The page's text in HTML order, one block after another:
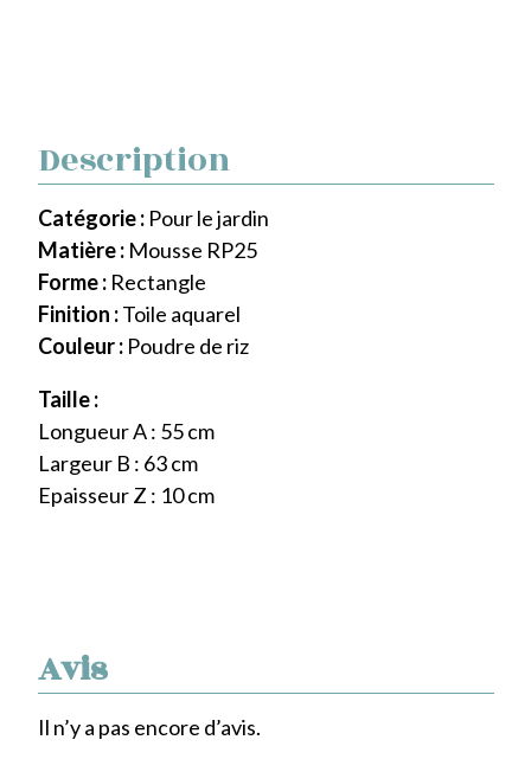
Avis
Il n’y a pas encore d’avis.
Description
Catégorie : Pour le jardin
Matière : Mousse RP25
Forme : Rectangle
Finition :Toile aquarel
Couleur : Poudre de riz
Taille :
Longueur A : 55 cm
Largeur B : 63 cm
Epaisseur Z : 10 cm